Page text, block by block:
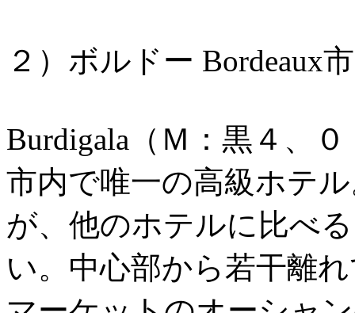
２）ボルドー Bordeaux
Burdigala（Ｍ：黒４、
市内で唯一の高級ホテ
が、他のホテルに比べ
い。中心部から若干離